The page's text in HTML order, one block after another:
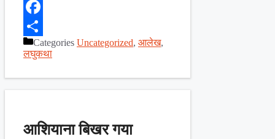
X
Facebook
ShareCategories Uncategorized, आलेख,
लघुकथा
आशियाना बिखर गया